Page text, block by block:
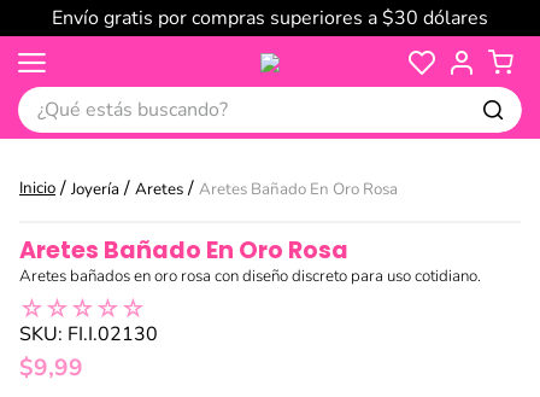
Envío gratis por compras superiores a $30 dólares
¿Qué estás buscando?
Joyería Aretes Aretes Bañado En Oro Rosa
Aretes Bañado En Oro Rosa
Aretes bañados en oro rosa con diseño discreto para uso cotidiano.
☆☆☆☆☆
SKU: FI.I.02130
$9,99